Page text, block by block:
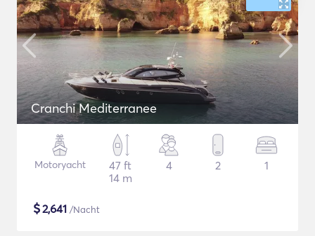
Cranchi Mediterranee
Motoryacht
47 ft
14 m
4 2 1
$2,641 /Nacht